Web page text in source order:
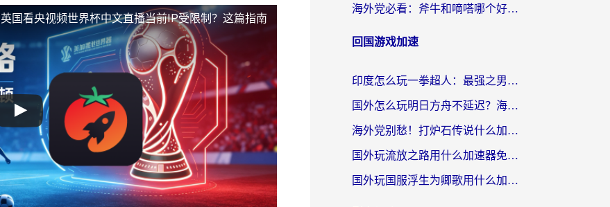
国看央视频世界杯中文直播当前IP受限制？这篇指南
海外党必看：斧牛和嘀嗒哪个好？3个维度教你选对回国加速器
回国游戏加速
印度怎么玩一拳超人：最强之男？海外党国服游戏加速避坑指南
国外怎么玩明日方舟不延迟？海外玩家国服游戏加速终极指南（附DNF梦幻诛仙解决方案）
海外党别愁！打炉石传说什么加速器好用？3个实用技巧解决国服游戏卡顿
国外玩流放之路用什么加速器免费？海外党亲测有效的国服游戏加速指南
国外玩国服浮生为卿歌用什么加速器比较好？海外党亲测不踩坑指南